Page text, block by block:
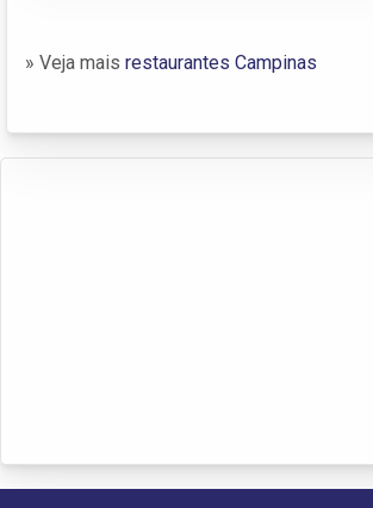
» Veja mais restaurantes Campinas